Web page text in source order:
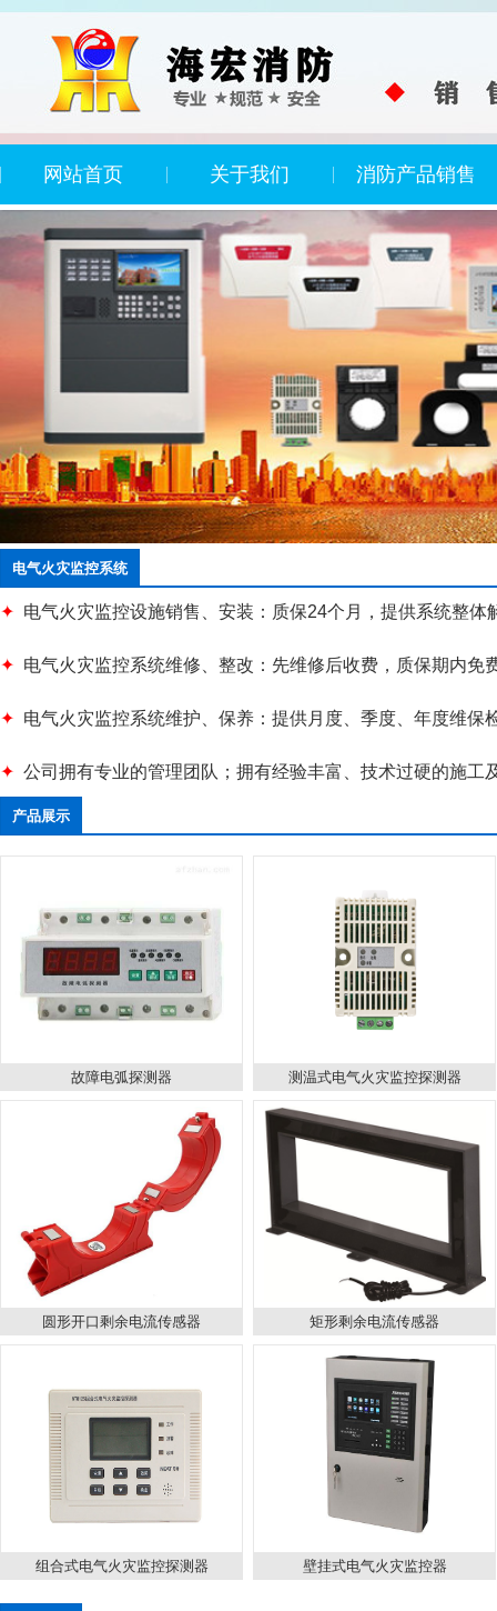
网站首页 关于我们 消防产品销售
电气火灾监控系统
✦ 电气火灾监控设施销售、安装：质保24个月， 提供系统整体
✦ 电气火灾监控系统维修、整改：先维修后收费， 质保期内免
✦ 电气火灾监控系统维护、保养： 提供月度、季度、年度维保
✦ 公司拥有专业的管理团队；拥有经验丰富、技术过硬的施
产品展示
故障电弧探测器 测温式电气火灾监控探测器
圆形开口剩余电流传感器 矩形剩余电流传感器
组合式电气火灾监控探测器 壁挂式电气火灾监控器